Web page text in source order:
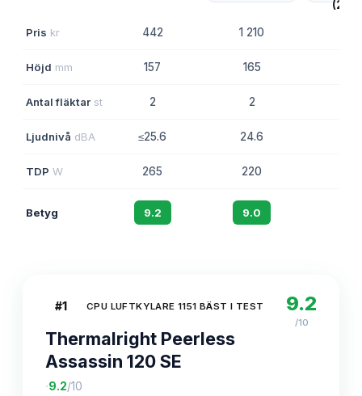
Pris kr 442 1 210
Höjd mm 157 165
Antal fläktar st 2 2
Ljudnivå dBA ≤25.6 24.6
TDP W 265 220
Betyg 9.2 9.0
#1 CPU LUFTKYLARE 1151 BÄST I TEST
Thermalright Peerless
Assassin 120 SE
·9.2/10
9.2
/10